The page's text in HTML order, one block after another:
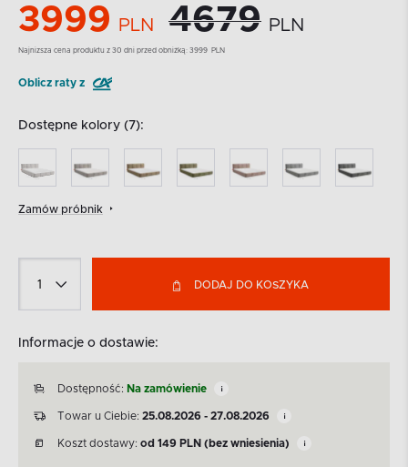
3999 PLN 4679 PLN
Najnizsza cena produktu z 30 dni przed obniżką: 3999 PLN
Oblicz raty z
Dostępne kolory (7):
Zamów próbnik
DODAJ DO KOSZYKA
Informacje o dostawie:
Dostępność: Na zamówienie
Towar u Ciebie: 25.08.2026 - 27.08.2026
Koszt dostawy: od 149 PLN (bez wniesienia)